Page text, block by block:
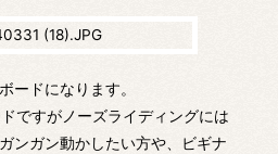
ードになります。
ですがノーズライディングには
ンガン動かしたい方や、ビギナ